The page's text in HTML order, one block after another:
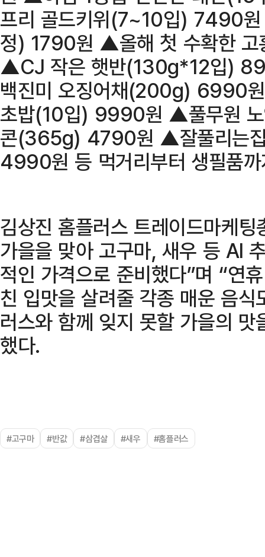
프리 골드키위(7~10입) 7490
정) 1790원 ▲올해 첫 수확한
▲CJ 작은 햇반(130g*12입)
백진미 오징어채(200g) 6990
초밥(10입) 9990원 ▲풀무원 노
콘(365g) 4790원 ▲잘풀리는
4990원 등 먹거리부터 생필품
김상진 홈플러스 트레이드마케
가을을 맞아 고구마, 새우 등 AI
적인 가격으로 준비했다”며 “연
친 입맛을 살려줄 각종 매운 음
러스와 함께 잊지 못할 가을의
했다.
#고구마 #반값 #삼겹살 #새우 #홈플러스